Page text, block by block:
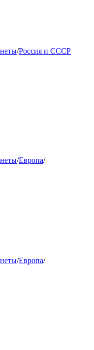
/Россия и СССР
/Европа/
/Европа/